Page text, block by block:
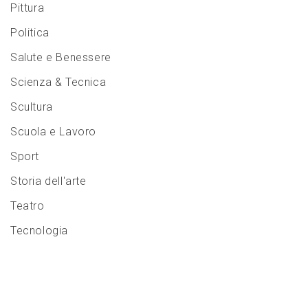
Pittura
Politica
Salute e Benessere
Scienza & Tecnica
Scultura
Scuola e Lavoro
Sport
Storia dell'arte
Teatro
Tecnologia